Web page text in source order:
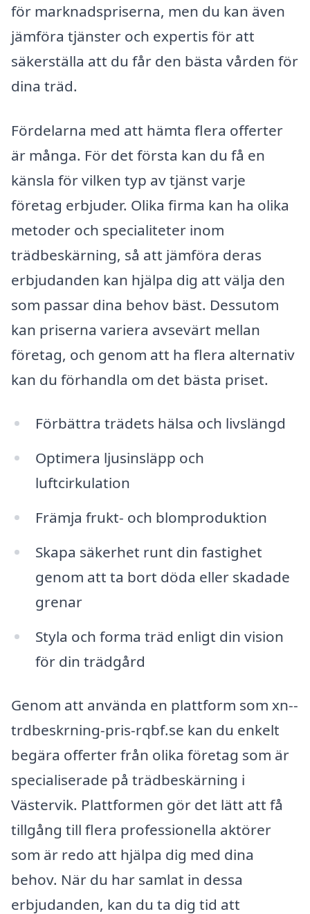
för marknadspriserna, men du kan även
jämföra tjänster och expertis för att
säkerställa att du får den bästa vården för
dina träd.
Fördelarna med att hämta flera offerter
är många. För det första kan du få en
känsla för vilken typ av tjänst varje
företag erbjuder. Olika firma kan ha olika
metoder och specialiteter inom
trädbeskärning, så att jämföra deras
erbjudanden kan hjälpa dig att välja den
som passar dina behov bäst. Dessutom
kan priserna variera avsevärt mellan
företag, och genom att ha flera alternativ
kan du förhandla om det bästa priset.
Förbättra trädets hälsa och livslängd
Optimera ljusinsläpp och
luftcirkulation
Främja frukt- och blomproduktion
Skapa säkerhet runt din fastighet
genom att ta bort döda eller skadade
grenar
Styla och forma träd enligt din vision
för din trädgård
Genom att använda en plattform som xn--
trdbeskrning-pris-rqbf.se kan du enkelt
begära offerter från olika företag som är
specialiserade på trädbeskärning i
Västervik. Plattformen gör det lätt att få
tillgång till flera professionella aktörer
som är redo att hjälpa dig med dina
behov. När du har samlat in dessa
erbjudanden, kan du ta dig tid att